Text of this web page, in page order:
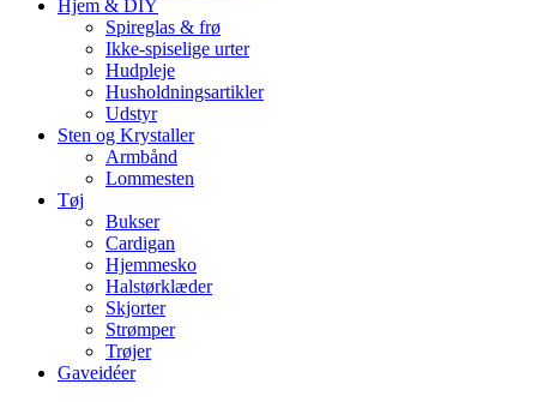
Hjem & DIY
Spireglas & frø
Ikke-spiselige urter
Hudpleje
Husholdningsartikler
Udstyr
Sten og Krystaller
Armbånd
Lommesten
Tøj
Bukser
Cardigan
Hjemmesko
Halstørklæder
Skjorter
Strømper
Trøjer
Gaveidéer